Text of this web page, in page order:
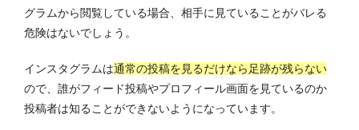
グラムから閲覧している場合、相手に見ていることがバレる
危険はないでしょう。
インスタグラムは通常の投稿を見るだけなら足跡が残らない
ので、誰がフィード投稿やプロフィール画面を見ているのか
投稿者は知ることができないようになっています。